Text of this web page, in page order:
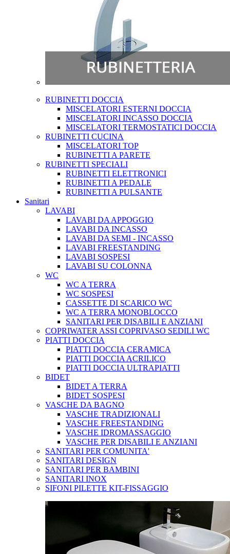
RUBINETTI DOCCIA
MISCELATORI ESTERNI DOCCIA
MISCELATORI INCASSO DOCCIA
MISCELATORI TERMOSTATICI DOCCIA
RUBINETTI CUCINA
MISCELATORI TOP
RUBINETTI A PARETE
RUBINETTI SPECIALI
RUBINETTI ELETTRONICI
RUBINETTI A PEDALE
RUBINETTI A PULSANTE
Sanitari
LAVABI
LAVABI DA APPOGGIO
LAVABI DA INCASSO
LAVABI DA SEMI - INCASSO
LAVABI FREESTANDING
LAVABI SOSPESI
LAVABI SU COLONNA
WC
WC A TERRA
WC SOSPESI
CASSETTE DI SCARICO WC
WC A TERRA MONOBLOCCO
SANITARI PER DISABILI E ANZIANI
COPRIWATER ASSI COPRIVASO SEDILI WC
PIATTI DOCCIA
PIATTI DOCCIA CERAMICA
PIATTI DOCCIA ACRILICO
PIATTI DOCCIA ULTRAPIATTI
BIDET
BIDET A TERRA
BIDET SOSPESI
VASCHE DA BAGNO
VASCHE TRADIZIONALI
VASCHE FREESTANDING
VASCHE IDROMASSAGGIO
VASCHE PER DISABILI E ANZIANI
SANITARI PER COMUNITA'
SANITARI DESIGN
SANITARI PER BAMBINI
SANITARI INOX
SIFONI PILETTE KIT-FISSAGGIO